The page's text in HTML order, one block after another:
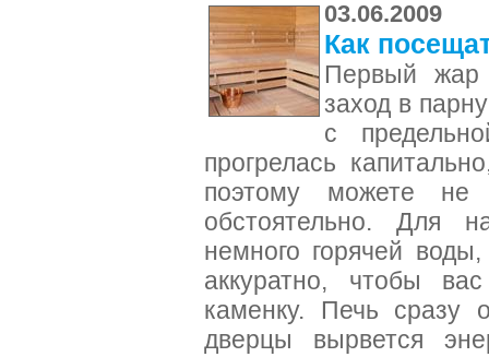
03.06.2009
Как
Первый
заход в
с
прогрелась
поэтому можете не
обстоятельно. Для
немного горячей
аккуратно, чтобы
каменку. Печь сразу
дверцы вырвется